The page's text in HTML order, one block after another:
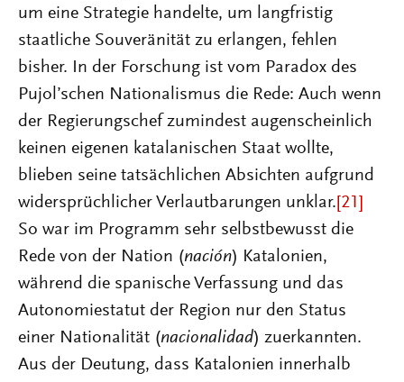
um eine Strategie handelte, um langfristig
staatliche Souveränität zu erlangen, fehlen
bisher. In der Forschung ist vom Paradox des
Pujol’schen Nationalismus die Rede: Auch wenn
der Regierungschef zumindest augenscheinlich
keinen eigenen katalanischen Staat wollte,
blieben seine tatsächlichen Absichten aufgrund
widersprüchlicher Verlautbarungen unklar. [21]
So war im Programm sehr selbstbewusst die
Rede von der Nation (nación) Katalonien,
während die spanische Verfassung und das
Autonomiestatut der Region nur den Status
einer Nationalität (nacionalidad) zuerkannten.
Aus der Deutung, dass Katalonien innerhalb